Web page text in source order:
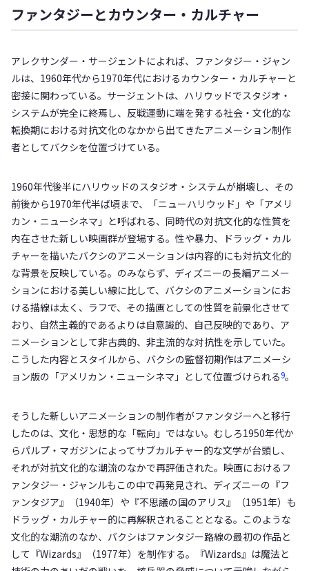
ファンタジーとカウンター・カルチャー
アレクサンダー・サージェントによれば、ファンタジー・ジャン
ルは、1960年代から1970年代におけるカウンター・カルチャーと
密接に関わっている。サージェントは、ハリウッドでスタジオ・
システムが完全に終焉し、反戦運動に端を発する社会・文化的な
転換期における対抗文化のなかから出てきたアニメーション制作
者としてバクシを位置づけている。
1960年代後半にハリウッドのスタジオ・システムが崩壊し、その
前後から1970年代半ば頃まで、「ニューハリウッド」や「アメリ
カン・ニューシネマ」と呼ばれる、同時代の対抗文化的な性質を
内在させた新しい映画群が登場する。性や暴力、ドラッグ・カル
チャーを描いたバクシのアニメーションは内容的にも対抗文化的
な背景を反映している。のみならず、ディズニーの長編アニメー
ションにおける美しい線に比して、バクシのアニメーションにお
ける描線は太く、ラフで、その描画としての性質を前景化させて
おり、自然主義的であるよりは自意識的、自己反映的であり、ア
ニメーションとして非古典的、非主流的な対抗性を示していた。
こうした内容とスタイルから、バクシの監督初期作はアニメーシ
ョン版の「アメリカン・ニューシネマ」として位置づけられる9。
そうした新しいアニメーションの制作者がファンタジーへと移行
したのは、文化・思想的な「転向」ではない。むしろ1950年代か
らパルプ・マガジンによってサブカルチャー的な文学が台頭し、
それが対抗文化的な潮流のなかで再評価された。映画におけるフ
ァンタジー・ジャンルもこの中で再発見され、ディズニーの『フ
ァンタジア』（1940年）や『不思議の国のアリス』（1951年）も
ドラッグ・カルチャー的に再解釈されることとなる。このような
文化的な潮流のなか、バクシはファンタジー路線の最初の作品と
して『Wizards』（1977年）を制作する。『Wizards』は魔法と